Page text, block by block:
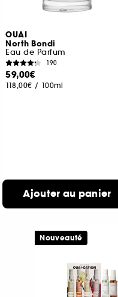
OUAI
North Bondi
Eau de Parfum
190
59,00€
118,00€ / 100ml
Ajouter au panier
Nouveauté